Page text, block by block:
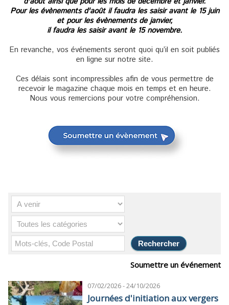
Pour les évènements d'août il faudra les saisir avant le 15 juin
et pour les évènements de janvier,
il faudra les saisir avant le 15 novembre.
En revanche, vos événements seront quoi qu’il en soit publiés
en ligne sur notre site.
Ces délais sont incompressibles afin de vous permettre de
recevoir le magazine chaque mois en temps et en heure.
Nous vous remercions pour votre compréhension.
Soumettre un événement
07/02/2026 - 24/10/2026
Journées d'initiation aux vergers